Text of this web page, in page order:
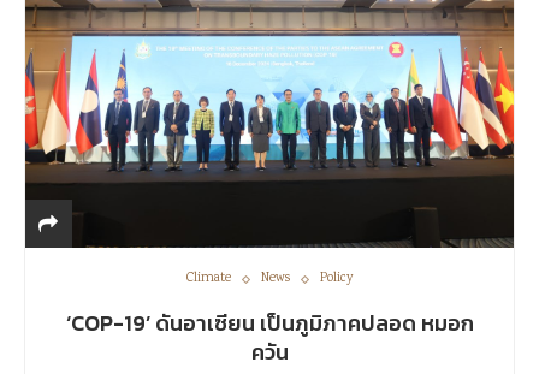
Climate News Policy
‘COP-19’ ดันอาเซียน เป็นภูมิภาคปลอด หมอก
ควัน